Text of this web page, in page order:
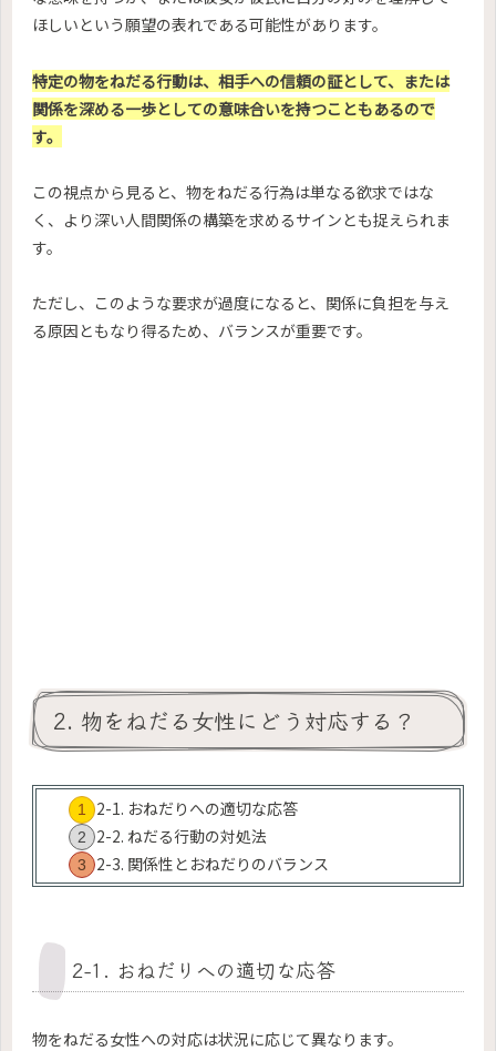
ほしいという願望の表れである可能性があります。
特定の物をねだる行動は、相手への信頼の証として、または
関係を深める一歩としての意味合いを持つこともあるので
す。
この視点から見ると、物をねだる行為は単なる欲求ではな
く、より深い人間関係の構築を求めるサインとも捉えられま
す。
ただし、このような要求が過度になると、関係に負担を与え
る原因ともなり得るため、バランスが重要です。
2. 物をねだる女性にどう対応する？
2-1. おねだりへの適切な応答
2-2. ねだる行動の対処法
2-3. 関係性とおねだりのバランス
2-1. おねだりへの適切な応答
物をねだる女性への対応は状況に応じて異なります。